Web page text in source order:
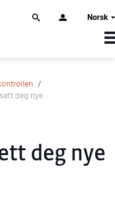
Norsk
deg nye
deg nye